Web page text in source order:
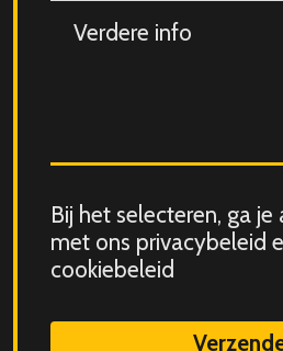
Aanvullende
info
Consent
for
storing
data
Bij het selecteren, ga je
met ons privacybeleid
cookiebeleid